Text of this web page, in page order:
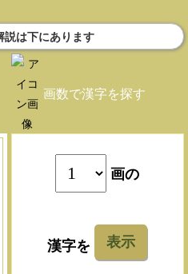
は下にあります
画数で漢字を探す
画の
漢字を 表示